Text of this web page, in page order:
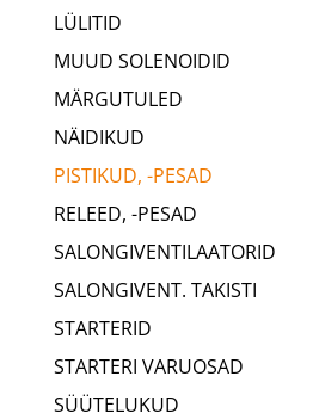
LÜLITID
MUUD SOLENOIDID
MÄRGUTULED
NÄIDIKUD
PISTIKUD, -PESAD
RELEED, -PESAD
SALONGIVENTILAATORID
SALONGIVENT. TAKISTI
STARTERID
STARTERI VARUOSAD
SÜÜTELUKUD